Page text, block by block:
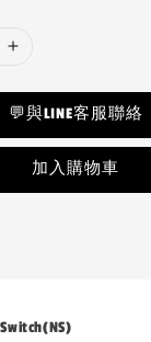
💬與LINE客服聯絡
加入購物車